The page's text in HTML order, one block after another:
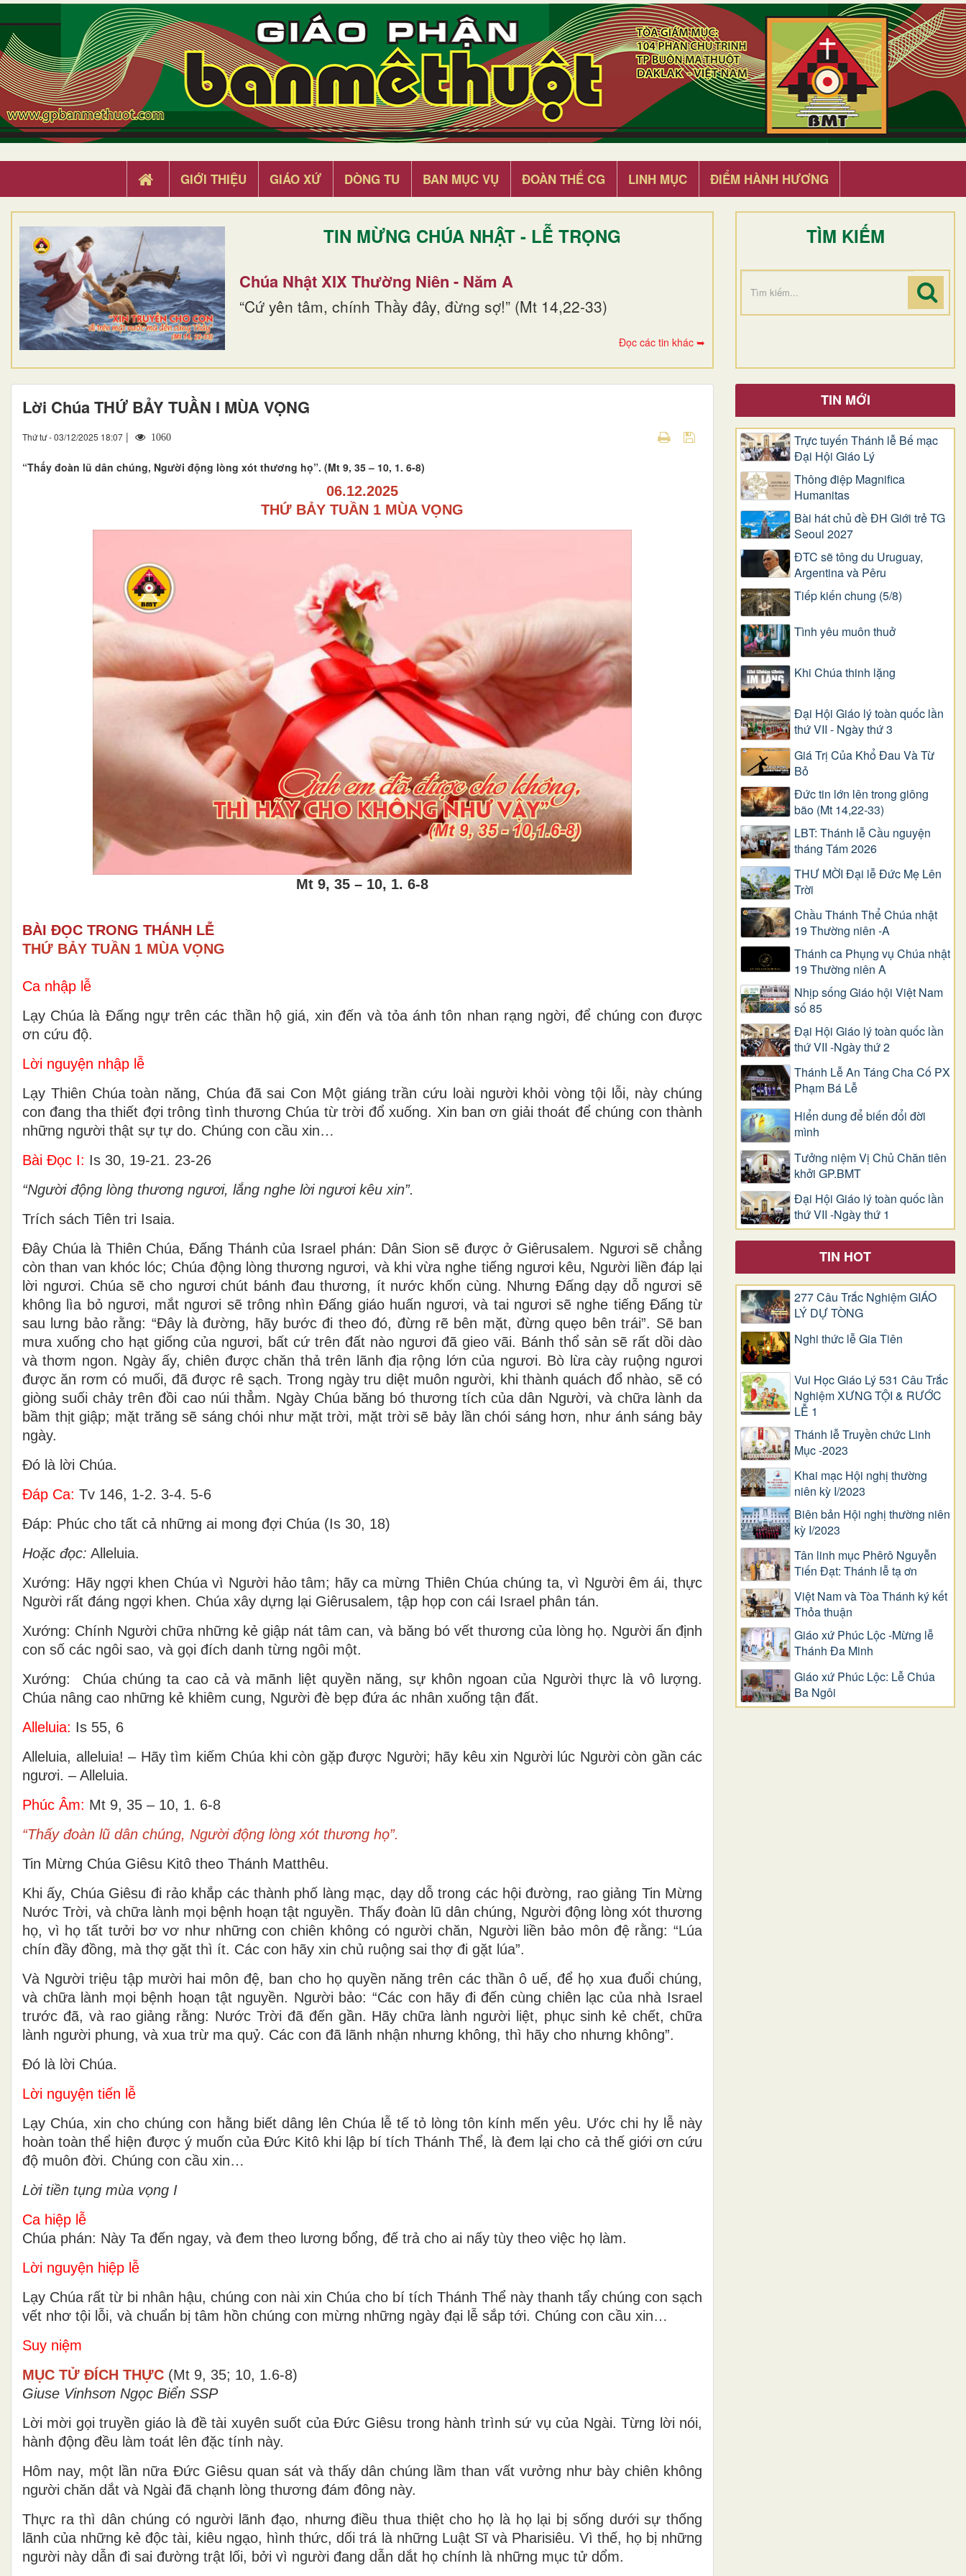
GIỚI THIỆU GIÁO XỨ DÒNG TU BAN MỤC VỤ ĐOÀN THỂ CG LINH MỤC ĐIỂM HÀNH HƯƠNG
TIN MỪNG CHÚA NHẬT - LỄ TRỌNG
Chúa Nhật XIX Thường Niên - Năm A
“Cứ yên tâm, chính Thầy đây, đừng sợ!” (Mt 14,22-33)
Đọc các tin khác ➥
TÌM KIẾM
Lời Chúa THỨ BẢY TUẦN I MÙA VỌNG
Thứ tư - 03/12/2025 18:07 | 1060
“Thấy đoàn lũ dân chúng, Người động lòng xót thương họ”. (Mt 9, 35 – 10, 1. 6-8)
06.12.2025
THỨ BẢY TUẦN 1 MÙA VỌNG
Mt 9, 35 – 10, 1. 6-8
BÀI ĐỌC TRONG THÁNH LỄ
THỨ BẢY TUẦN 1 MÙA VỌNG
Ca nhập lễ
Lạy Chúa là Đấng ngự trên các thần hộ giá, xin đến và tỏa ánh tôn nhan rạng ngời, để chúng con được
ơn cứu độ.
Lời nguyện nhập lễ
Lạy Thiên Chúa toàn năng, Chúa đã sai Con Một giáng trần cứu loài người khỏi vòng tội lỗi, này chúng
con đang tha thiết đợi trông tình thương Chúa từ trời đổ xuống. Xin ban ơn giải thoát để chúng con thành
những người thật sự tự do. Chúng con cầu xin…
Bài Ðọc I: Is 30, 19-21. 23-26
“Người động lòng thương ngươi, lắng nghe lời ngươi kêu xin”.
Trích sách Tiên tri Isaia.
Ðây Chúa là Thiên Chúa, Ðấng Thánh của Israel phán: Dân Sion sẽ được ở Giêrusalem. Ngươi sẽ chẳng
còn than van khóc lóc; Chúa động lòng thương ngươi, và khi vừa nghe tiếng ngươi kêu, Người liền đáp lại
lời ngươi. Chúa sẽ cho ngươi chút bánh đau thương, ít nước khốn cùng. Nhưng Ðấng dạy dỗ ngươi sẽ
không lìa bỏ ngươi, mắt ngươi sẽ trông nhìn Ðấng giáo huấn ngươi, và tai ngươi sẽ nghe tiếng Ðấng từ
sau lưng bảo rằng: “Ðây là đường, hãy bước đi theo đó, đừng rẽ bên mặt, đừng quẹo bên trái”. Sẽ ban
mưa xuống cho hạt giống của ngươi, bất cứ trên đất nào ngươi đã gieo vãi. Bánh thổ sản sẽ rất dồi dào
và thơm ngon. Ngày ấy, chiên được chăn thả trên lãnh địa rộng lớn của ngươi. Bò lừa cày ruộng ngươi
được ăn rơm có muối, đã được rê sạch. Trong ngày tru diệt muôn người, khi thành quách đổ nhào, sẽ có
giòng suối chảy trên đồi cao núi thẳm. Ngày Chúa băng bó thương tích của dân Người, và chữa lành da
bầm thịt giập; mặt trăng sẽ sáng chói như mặt trời, mặt trời sẽ bảy lần chói sáng hơn, như ánh sáng bảy
ngày.
Ðó là lời Chúa.
Ðáp Ca: Tv 146, 1-2. 3-4. 5-6
Ðáp: Phúc cho tất cả những ai mong đợi Chúa (Is 30, 18)
Hoặc đọc: Alleluia.
Xướng: Hãy ngợi khen Chúa vì Người hảo tâm; hãy ca mừng Thiên Chúa chúng ta, vì Người êm ái, thực
Người rất đáng ngợi khen. Chúa xây dựng lại Giêrusalem, tập họp con cái Israel phân tán.
Xướng: Chính Người chữa những kẻ giập nát tâm can, và băng bó vết thương của lòng họ. Người ấn định
con số các ngôi sao, và gọi đích danh từng ngôi một.
Xướng: Chúa chúng ta cao cả và mãnh liệt quyền năng, sự khôn ngoan của Người thực là vô lượng.
Chúa nâng cao những kẻ khiêm cung, Người đè bẹp đứa ác nhân xuống tận đất.
Alleluia: Is 55, 6
Alleluia, alleluia! – Hãy tìm kiếm Chúa khi còn gặp được Người; hãy kêu xin Người lúc Người còn gần các
ngươi. – Alleluia.
Phúc Âm: Mt 9, 35 – 10, 1. 6-8
“Thấy đoàn lũ dân chúng, Người động lòng xót thương họ”.
Tin Mừng Chúa Giêsu Kitô theo Thánh Matthêu.
Khi ấy, Chúa Giêsu đi rảo khắp các thành phố làng mạc, dạy dỗ trong các hội đường, rao giảng Tin Mừng
Nước Trời, và chữa lành mọi bệnh hoạn tật nguyền. Thấy đoàn lũ dân chúng, Người động lòng xót thương
họ, vì họ tất tưởi bơ vơ như những con chiên không có người chăn, Người liền bảo môn đệ rằng: “Lúa
chín đầy đồng, mà thợ gặt thì ít. Các con hãy xin chủ ruộng sai thợ đi gặt lúa”.
Và Người triệu tập mười hai môn đệ, ban cho họ quyền năng trên các thần ô uế, để họ xua đuổi chúng,
và chữa lành mọi bệnh hoạn tật nguyền. Người bảo: “Các con hãy đi đến cùng chiên lạc của nhà Israel
trước đã, và rao giảng rằng: Nước Trời đã đến gần. Hãy chữa lành người liệt, phục sinh kẻ chết, chữa
lành người phung, và xua trừ ma quỷ. Các con đã lãnh nhận nhưng không, thì hãy cho nhưng không”.
Ðó là lời Chúa.
Lời nguyện tiến lễ
Lạy Chúa, xin cho chúng con hằng biết dâng lên Chúa lễ tế tỏ lòng tôn kính mến yêu. Ước chi hy lễ này
hoàn toàn thể hiện được ý muốn của Ðức Kitô khi lập bí tích Thánh Thể, là đem lại cho cả thế giới ơn cứu
độ muôn đời. Chúng con cầu xin…
Lời tiền tụng mùa vọng I
Ca hiệp lễ
Chúa phán: Này Ta đến ngay, và đem theo lương bổng, đế trả cho ai nấy tùy theo việc họ làm.
Lời nguyện hiệp lễ
Lạy Chúa rất từ bi nhân hậu, chúng con nài xin Chúa cho bí tích Thánh Thể này thanh tẩy chúng con sạch
vết nhơ tội lỗi, và chuẩn bị tâm hồn chúng con mừng những ngày đại lễ sắp tới. Chúng con cầu xin…
Suy niệm
MỤC TỬ ĐÍCH THỰC (Mt 9, 35; 10, 1.6-8)
Giuse Vinhsơn Ngọc Biển SSP
Lời mời gọi truyền giáo là đề tài xuyên suốt của Đức Giêsu trong hành trình sứ vụ của Ngài. Từng lời nói,
hành động đều làm toát lên đặc tính này.
Hôm nay, một lần nữa Đức Giêsu quan sát và thấy dân chúng lầm than vất vưởng như bày chiên không
người chăn dắt và Ngài đã chạnh lòng thương đám đông này.
Thực ra thì dân chúng có người lãnh đạo, nhưng điều thua thiệt cho họ là họ lại bị sống dưới sự thống
lãnh của những kẻ độc tài, kiêu ngạo, hình thức, dối trá là những Luật Sĩ và Pharisiêu. Vì thế, họ bị những
người này dẫn đi sai đường trật lối, bởi vì người đang dẫn dắt họ chính là những mục tử dổm.
TIN MỚI
Trực tuyến Thánh lễ Bế mạc
Đại Hội Giáo Lý
Thông điệp Magnifica
Humanitas
Bài hát chủ đề ĐH Giới trẻ TG
Seoul 2027
ĐTC sẽ tông du Uruguay,
Argentina và Pêru
Tiếp kiến chung (5/8)
Tình yêu muôn thuở
Khi Chúa thinh lặng
Đại Hội Giáo lý toàn quốc lần
thứ VII - Ngày thứ 3
Giá Trị Của Khổ Ðau Và Từ
Bỏ
Đức tin lớn lên trong giông
bão (Mt 14,22-33)
LBT: Thánh lễ Cầu nguyện
tháng Tám 2026
THƯ MỜI Đại lễ Đức Mẹ Lên
Trời
Chầu Thánh Thể Chúa nhật
19 Thường niên -A
Thánh ca Phụng vụ Chúa nhật
19 Thường niên A
Nhịp sống Giáo hội Việt Nam
số 85
Đại Hội Giáo lý toàn quốc lần
thứ VII -Ngày thứ 2
Thánh Lễ An Táng Cha Cố PX
Phạm Bá Lễ
Hiển dung để biến đổi đời
mình
Tưởng niệm Vị Chủ Chăn tiên
khởi GP.BMT
Đại Hội Giáo lý toàn quốc lần
thứ VII -Ngày thứ 1
TIN HOT
277 Câu Trắc Nghiệm GIÁO
LÝ DỰ TÒNG
Nghi thức lễ Gia Tiên
Vui Học Giáo Lý 531 Câu Trắc
Nghiệm XƯNG TỘI & RƯỚC
LỄ 1
Thánh lễ Truyền chức Linh
Mục -2023
Khai mạc Hội nghị thường
niên kỳ I/2023
Biên bản Hội nghị thường niên
kỳ I/2023
Tân linh mục Phêrô Nguyễn
Tiến Đạt: Thánh lễ tạ ơn
Việt Nam và Tòa Thánh ký kết
Thỏa thuận
Giáo xứ Phúc Lộc -Mừng lễ
Thánh Đa Minh
Giáo xứ Phúc Lộc: Lễ Chúa
Ba Ngôi